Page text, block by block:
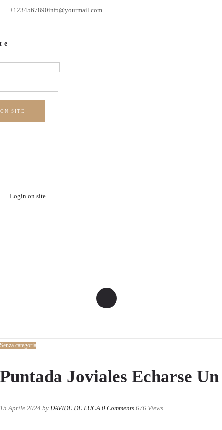
+1234567890info@yourmail.com
SITE
Login on site
Senza categoria
Puntada Joviales Echarse
15 Aprile 2024 by DAVIDE DE LUCA 0 Comments 676 Views